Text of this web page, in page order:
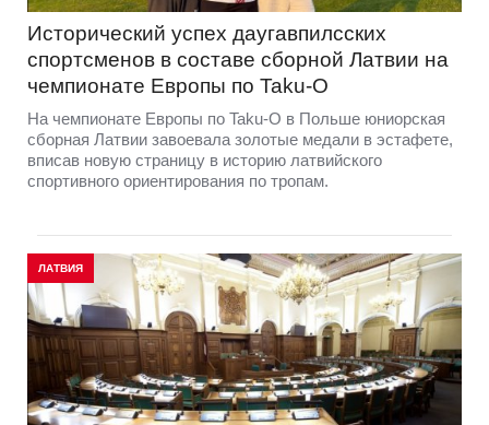
Исторический успех даугавпилсских
спортсменов в составе сборной Латвии на
чемпионате Европы по Taku-O
На чемпионате Европы по Taku-O в Польше юниорская
сборная Латвии завоевала золотые медали в эстафете,
вписав новую страницу в историю латвийского
спортивного ориентирования по тропам.
ЛАТВИЯ